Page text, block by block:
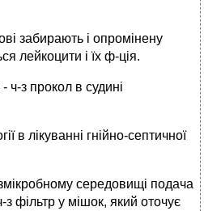
забирають і опромінену
лейкоцити і їх ф-ція.
з прокол в судині
в лікуванні гнійно-септичної
середовищі подача
з фільтр у мішок, який оточує